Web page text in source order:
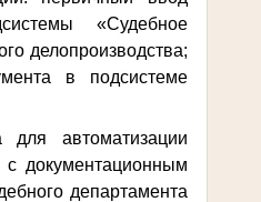
«Судебное
делопроизводства;
в подсистеме
для автоматизации
с документационным
департамента